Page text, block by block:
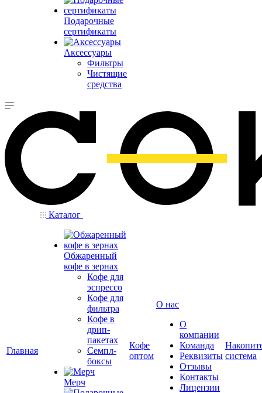
Подарочные
сертификаты
Аксессуары
Фильтры
Чистящие
средства
Главная
Каталог
Обжаренный
кофе в зернах
Кофе для
эспрессо
Кофе для
фильтра
Кофе в
дрип-
пакетах
Семпл-
боксы
Мерч
Кофе
оптом
О нас
О
компании
Команда
Реквизиты
Отзывы
Контакты
Лицензии
система